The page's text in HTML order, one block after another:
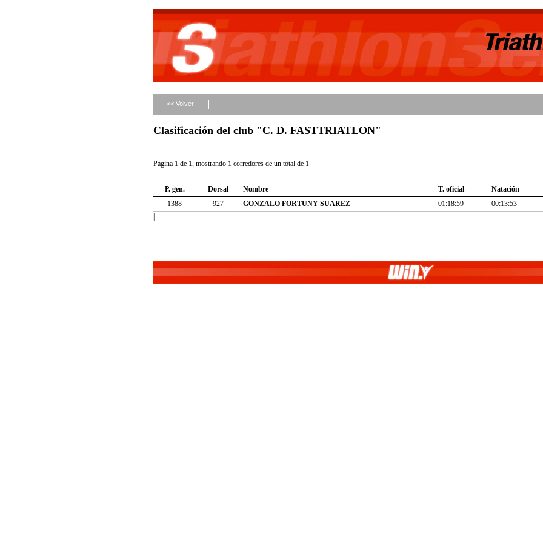
<< Volver
Clasificación del club "C. D. FASTTRIATLON"
Página 1 de 1, mostrando 1 corredores de un total de 1
P. gen. Dorsal Nombre T. oficial Natación
1388
927 GONZALO FORTUNY SUAREZ 01:18:59 00:13:53
|